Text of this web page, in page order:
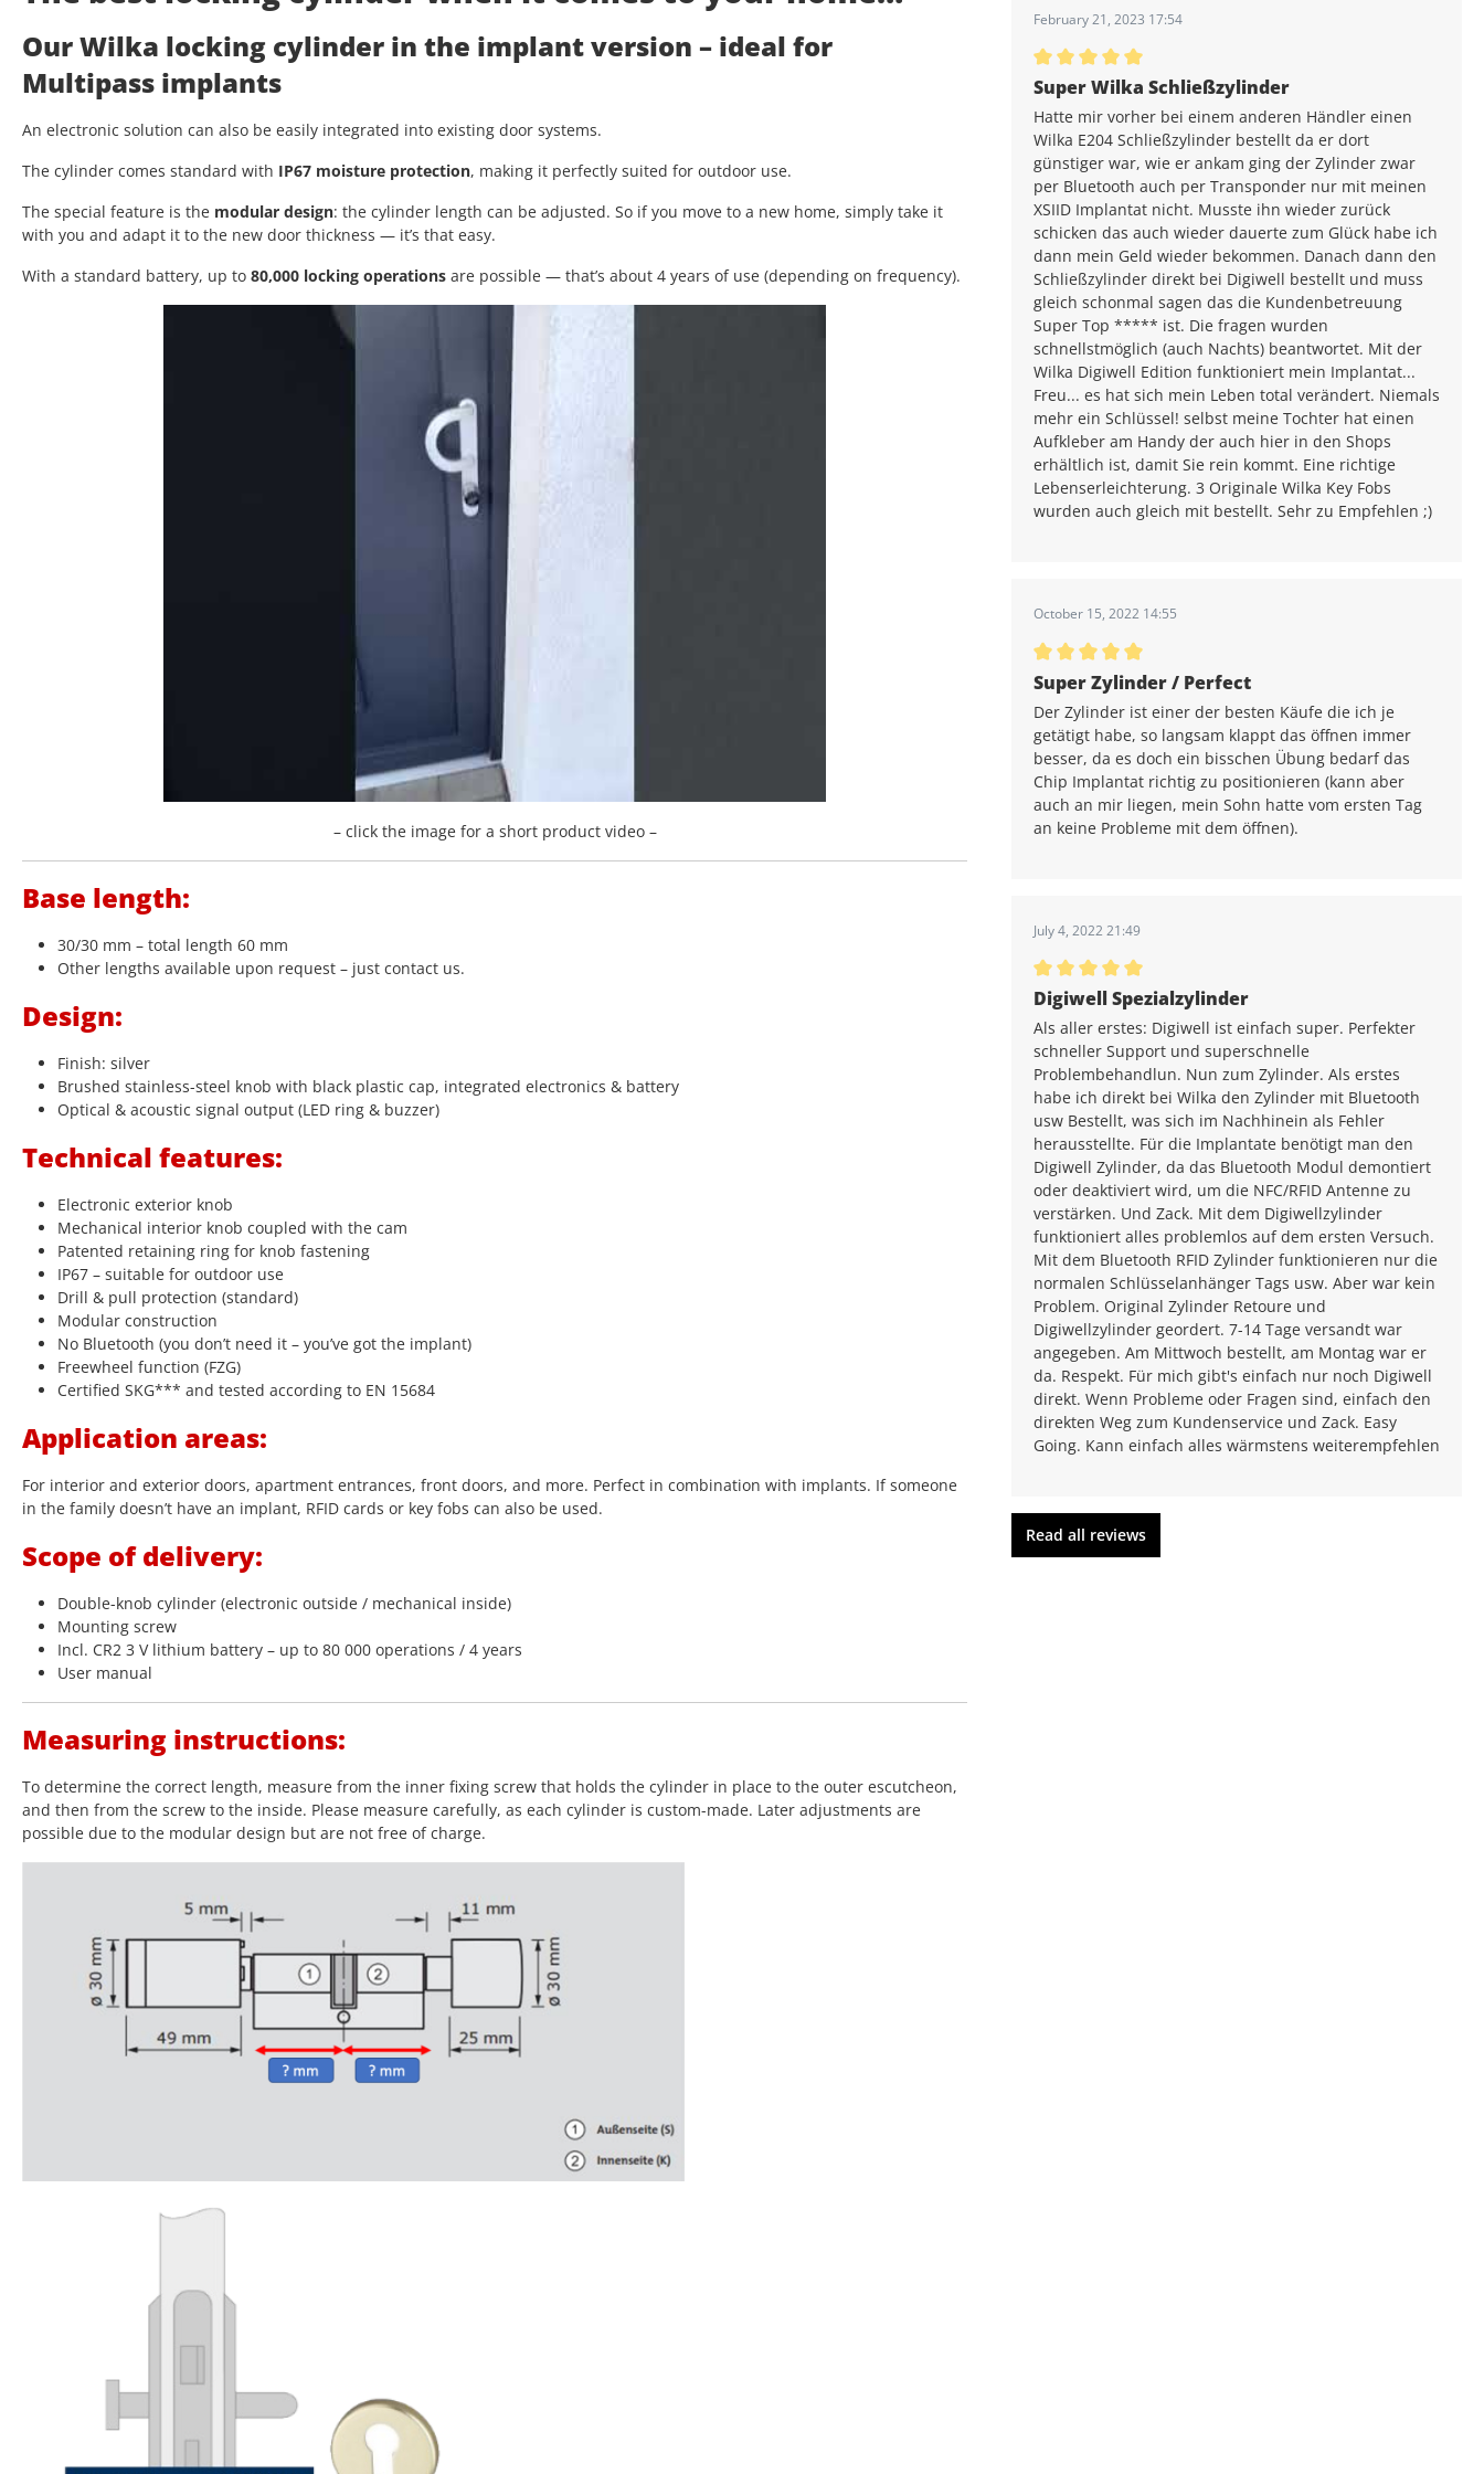
Our Wilka locking cylinder in the implant version – ideal for
Multipass implants
An electronic solution can also be easily integrated into existing door systems.
The cylinder comes standard with IP67 moisture protection, making it perfectly suited for outdoor use.
The special feature is the modular design: the cylinder length can be adjusted. So if you move to a new home, simply take it
with you and adapt it to the new door thickness — it’s that easy.
With a standard battery, up to 80,000 locking operations are possible — that’s about 4 years of use (depending on frequency).
– click the image for a short product video –
Base length:
30/30 mm – total length 60 mm
Other lengths available upon request – just contact us.
Design:
Finish: silver
Brushed stainless-steel knob with black plastic cap, integrated electronics & battery
Optical & acoustic signal output (LED ring & buzzer)
Technical features:
Electronic exterior knob
Mechanical interior knob coupled with the cam
Patented retaining ring for knob fastening
IP67 – suitable for outdoor use
Drill & pull protection (standard)
Modular construction
No Bluetooth (you don’t need it – you’ve got the implant)
Freewheel function (FZG)
Certified SKG*** and tested according to EN 15684
Application areas:
For interior and exterior doors, apartment entrances, front doors, and more. Perfect in combination with implants. If someone
in the family doesn’t have an implant, RFID cards or key fobs can also be used.
Scope of delivery:
Double-knob cylinder (electronic outside / mechanical inside)
Mounting screw
Incl. CR2 3 V lithium battery – up to 80 000 operations / 4 years
User manual
Measuring instructions:
To determine the correct length, measure from the inner fixing screw that holds the cylinder in place to the outer escutcheon,
and then from the screw to the inside. Please measure carefully, as each cylinder is custom-made. Later adjustments are
possible due to the modular design but are not free of charge.
February 21, 2023 17:54
Average rating of 5 out of 5 stars
Super Wilka Schließzylinder
Hatte mir vorher bei einem anderen Händler einen
Wilka E204 Schließzylinder bestellt da er dort
günstiger war, wie er ankam ging der Zylinder zwar
per Bluetooth auch per Transponder nur mit meinen
XSIID Implantat nicht. Musste ihn wieder zurück
schicken das auch wieder dauerte zum Glück habe ich
dann mein Geld wieder bekommen. Danach dann den
Schließzylinder direkt bei Digiwell bestellt und muss
gleich schonmal sagen das die Kundenbetreuung
Super Top ***** ist. Die fragen wurden
schnellstmöglich (auch Nachts) beantwortet. Mit der
Wilka Digiwell Edition funktioniert mein Implantat...
Freu... es hat sich mein Leben total verändert. Niemals
mehr ein Schlüssel! selbst meine Tochter hat einen
Aufkleber am Handy der auch hier in den Shops
erhältlich ist, damit Sie rein kommt. Eine richtige
Lebenserleichterung. 3 Originale Wilka Key Fobs
wurden auch gleich mit bestellt. Sehr zu Empfehlen ;)
October 15, 2022 14:55
Average rating of 5 out of 5 stars
Super Zylinder / Perfect
Der Zylinder ist einer der besten Käufe die ich je
getätigt habe, so langsam klappt das öffnen immer
besser, da es doch ein bisschen Übung bedarf das
Chip Implantat richtig zu positionieren (kann aber
auch an mir liegen, mein Sohn hatte vom ersten Tag
an keine Probleme mit dem öffnen).
July 4, 2022 21:49
Average rating of 5 out of 5 stars
Digiwell Spezialzylinder
Als aller erstes: Digiwell ist einfach super. Perfekter
schneller Support und superschnelle
Problembehandlun. Nun zum Zylinder. Als erstes
habe ich direkt bei Wilka den Zylinder mit Bluetooth
usw Bestellt, was sich im Nachhinein als Fehler
herausstellte. Für die Implantate benötigt man den
Digiwell Zylinder, da das Bluetooth Modul demontiert
oder deaktiviert wird, um die NFC/RFID Antenne zu
verstärken. Und Zack. Mit dem Digiwellzylinder
funktioniert alles problemlos auf dem ersten Versuch.
Mit dem Bluetooth RFID Zylinder funktionieren nur die
normalen Schlüsselanhänger Tags usw. Aber war kein
Problem. Original Zylinder Retoure und
Digiwellzylinder geordert. 7-14 Tage versandt war
angegeben. Am Mittwoch bestellt, am Montag war er
da. Respekt. Für mich gibt's einfach nur noch Digiwell
direkt. Wenn Probleme oder Fragen sind, einfach den
direkten Weg zum Kundenservice und Zack. Easy
Going. Kann einfach alles wärmstens weiterempfehlen
Read all reviews